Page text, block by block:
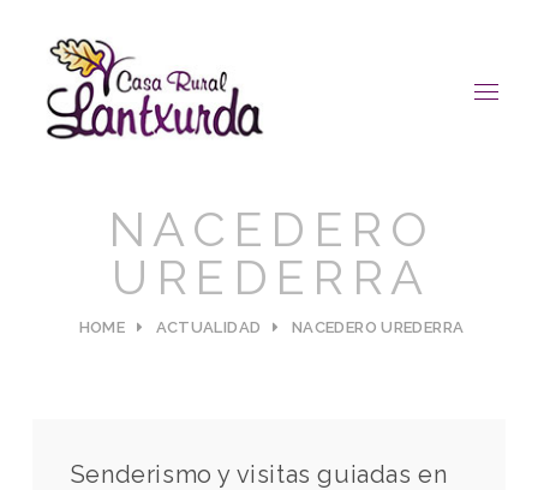
NACEDERO
UREDERRA
HOME ACTUALIDAD NACEDERO UREDERRA
Senderismo y visitas guiadas en